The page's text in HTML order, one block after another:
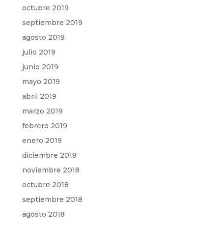
octubre 2019
septiembre 2019
agosto 2019
julio 2019
junio 2019
mayo 2019
abril 2019
marzo 2019
febrero 2019
enero 2019
diciembre 2018
noviembre 2018
octubre 2018
septiembre 2018
agosto 2018